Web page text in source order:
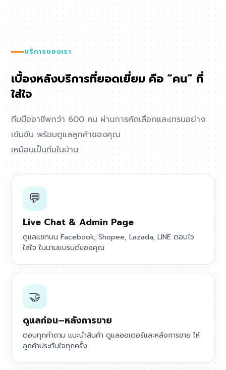
บริการของเรา
เบื้องหลังบริการที่ยอดเยี่ยม คือ “คน” ที่
ใส่ใจ
ทีมมืออาชีพกว่า 600 คน ผ่านการคัดเลือกและเทรนอย่าง
เข้มข้น พร้อมดูแลลูกค้าของคุณ
เหมือนเป็นทีมในบ้าน
💬
Live Chat & Admin Page
ดูแลแชทบน Facebook, Shopee, Lazada, LINE ตอบไว
ใส่ใจ ในนามแบรนด์ของคุณ
🤝
ดูแลก่อน–หลังการขาย
ตอบทุกคำถาม แนะนำสินค้า ดูแลออเดอร์และหลังการขาย ให้
ลูกค้าประทับใจทุกครั้ง